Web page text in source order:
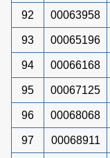
92 00063958
93 00065196
94 00066168
95 00067125
96 00068068
97 00068911